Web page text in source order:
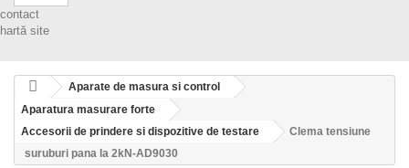
contact
hartă site
Aparate de masura si control
Aparatura masurare forte
Accesorii de prindere si dispozitive de testare
Clema tensiune
suruburi pana la 2kN-AD9030